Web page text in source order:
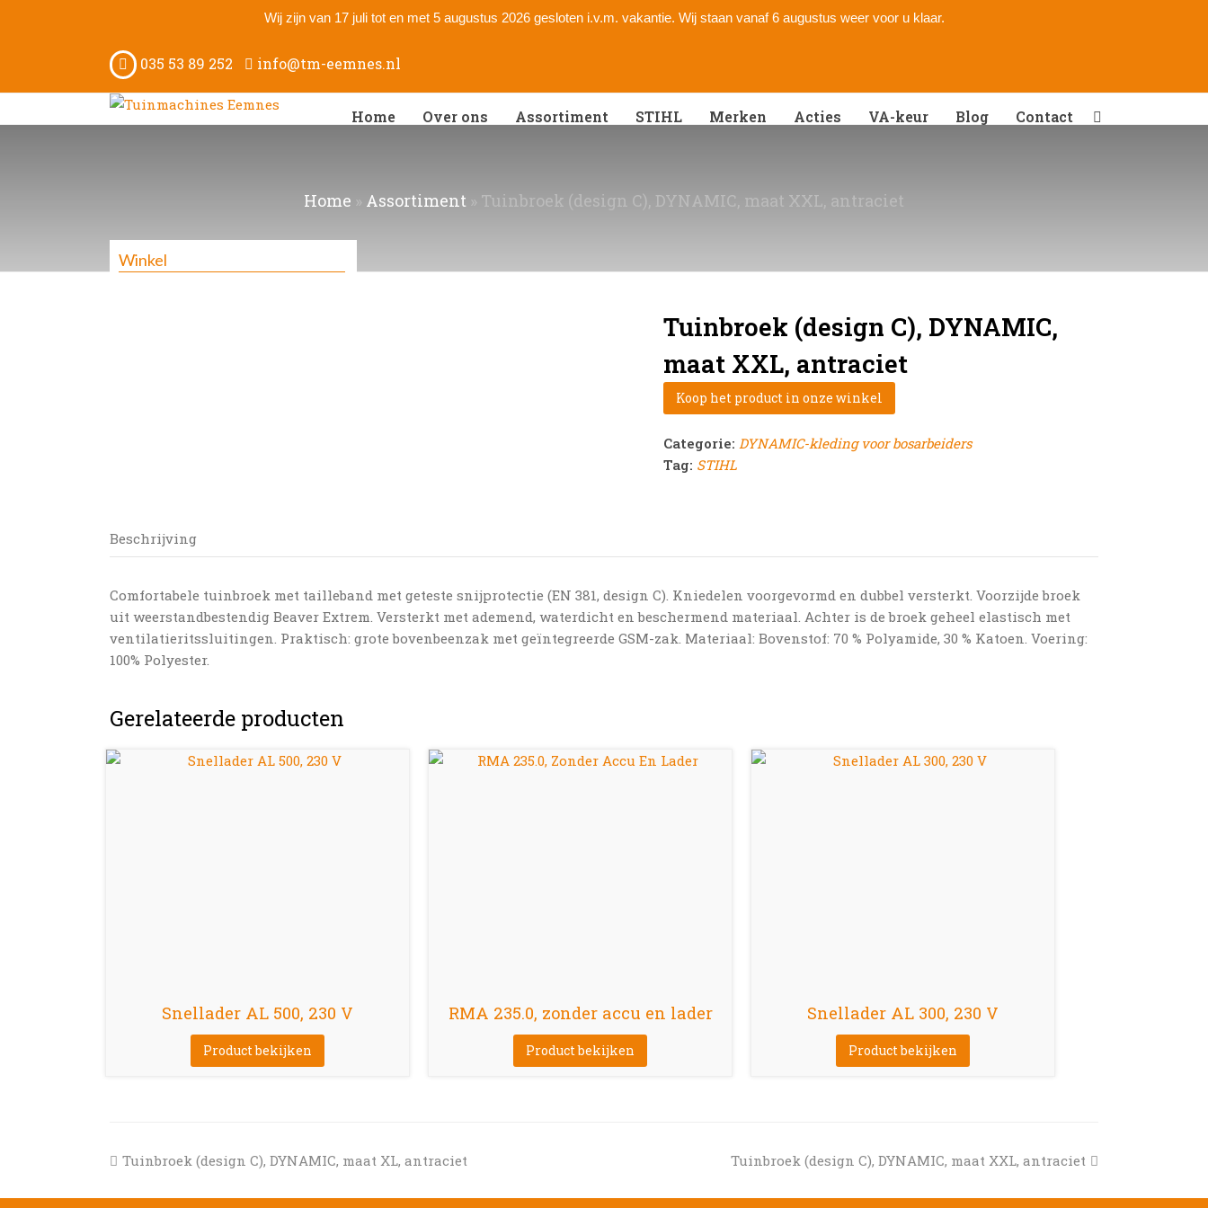
Wij zijn van 17 juli tot en met 5 augustus 2026 gesloten i.v.m. vakantie. Wij staan vanaf 6 augustus weer voor u klaar.
035 53 89 252 info@tm-eemnes.nl
Home Over ons Assortiment STIHL Merken Acties VA-keur Blog Contact
Winkel
Home » Assortiment » Tuinbroek (design C), DYNAMIC, maat XXL, antraciet
Tuinbroek (design C), DYNAMIC,
maat XXL, antraciet
Koop het product in onze winkel
Categorie: DYNAMIC-kleding voor bosarbeiders
Tag: STIHL
Beschrijving
Comfortabele tuinbroek met tailleband met geteste snijprotectie (EN 381, design C). Kniedelen voorgevormd en dubbel versterkt. Voorzijde broek
uit weerstandbestendig Beaver Extrem. Versterkt met ademend, waterdicht en beschermend materiaal. Achter is de broek geheel elastisch met
ventilatieritssluitingen. Praktisch: grote bovenbeenzak met geïntegreerde GSM-zak. Materiaal: Bovenstof: 70 % Polyamide, 30 % Katoen. Voering:
100% Polyester.
Gerelateerde producten
Snellader AL 500, 230 V
Product bekijken
RMA 235.0, zonder accu en lader
Product bekijken
Snellader AL 300, 230 V
Product bekijken
previous
Tuinbroek (design C), DYNAMIC, maat XL, antraciet
next
Tuinbroek (design C), DYNAMIC, maat XXL, antraciet